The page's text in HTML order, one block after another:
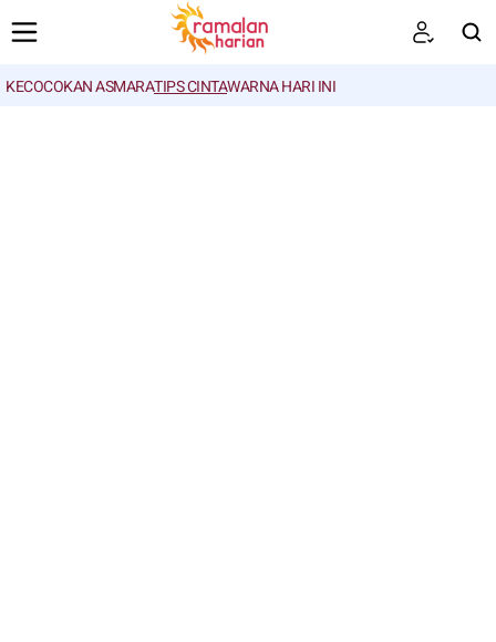
KECOCOKAN ASMARATIPS CINTAWARNA HARI INI